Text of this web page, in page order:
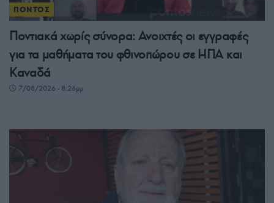
ΠΟΝΤΟΣ
Ποντιακά χωρίς σύνορα: Ανοιχτές οι εγγραφές
για τα μαθήματα του φθινοπώρου σε ΗΠΑ και
Καναδά
7/08/2026 - 8:26μμ